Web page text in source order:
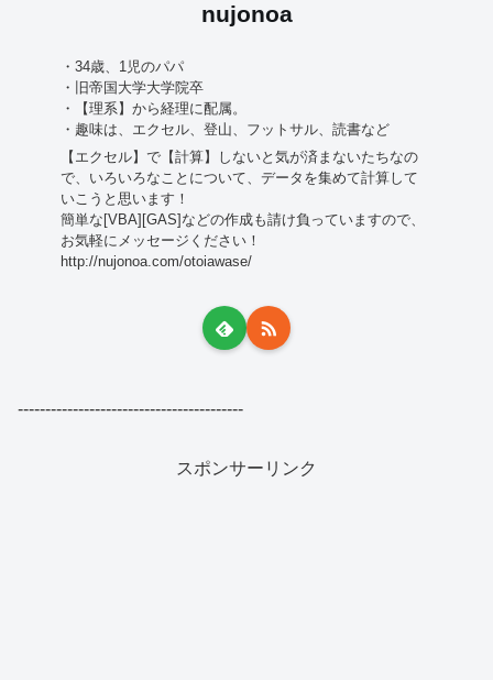
nujonoa
・34歳、1児のパパ
・旧帝国大学大学院卒
・【理系】から経理に配属。
・趣味は、エクセル、登山、フットサル、読書など
【エクセル】で【計算】しないと気が済まないたちなの
で、いろいろなことについて、データを集めて計算して
いこうと思います！
簡単な[VBA][GAS]などの作成も請け負っていますので、
お気軽にメッセージください！
http://nujonoa.com/otoiawase/
-----------------------------------------
スポンサーリンク